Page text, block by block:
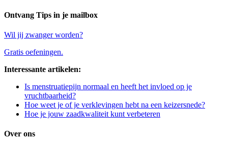
Ontvang Tips in je mailbox
Wil jij zwanger worden?
Gratis oefeningen.
Interessante artikelen:
Is menstruatiepijn normaal en heeft het invloed op je
vruchtbaarheid?
Hoe weet je of je verklevingen hebt na een keizersnede?
Hoe je jouw zaadkwaliteit kunt verbeteren
Over ons